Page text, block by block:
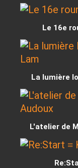
Le 16e
La lumière
L'atelier de